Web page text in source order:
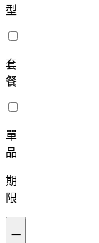
型
套
餐
單
品
期
限
一